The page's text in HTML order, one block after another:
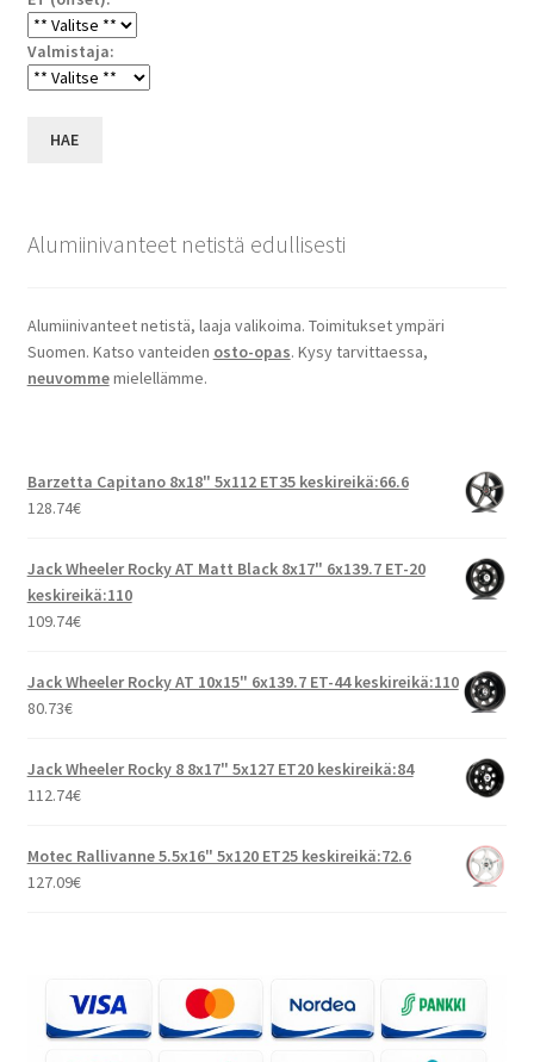
Valmistaja:
HAE
Alumiinivanteet netistä edullisesti
Alumiinivanteet netistä, laaja valikoima. Toimitukset ympäri
Suomen. Katso vanteiden osto-opas. Kysy tarvittaessa,
neuvommemielellämme.
Barzetta Capitano 8x18" 5x112 ET35 keskireikä:66.6
128.74€
Jack Wheeler Rocky AT Matt Black 8x17" 6x139.7 ET-20
keskireikä:110
109.74€
Jack Wheeler Rocky AT 10x15" 6x139.7 ET-44 keskireikä:110
80.73€
Jack Wheeler Rocky 8 8x17" 5x127 ET20 keskireikä:84
112.74€
Motec Rallivanne 5.5x16" 5x120 ET25 keskireikä:72.6
127.09€